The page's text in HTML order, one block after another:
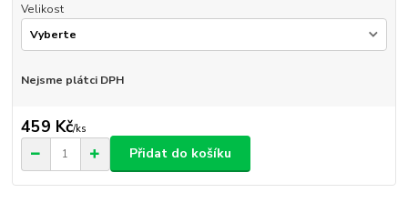
Velikost
Nejsme plátci DPH
459 Kč/ks
Přidat do košíku